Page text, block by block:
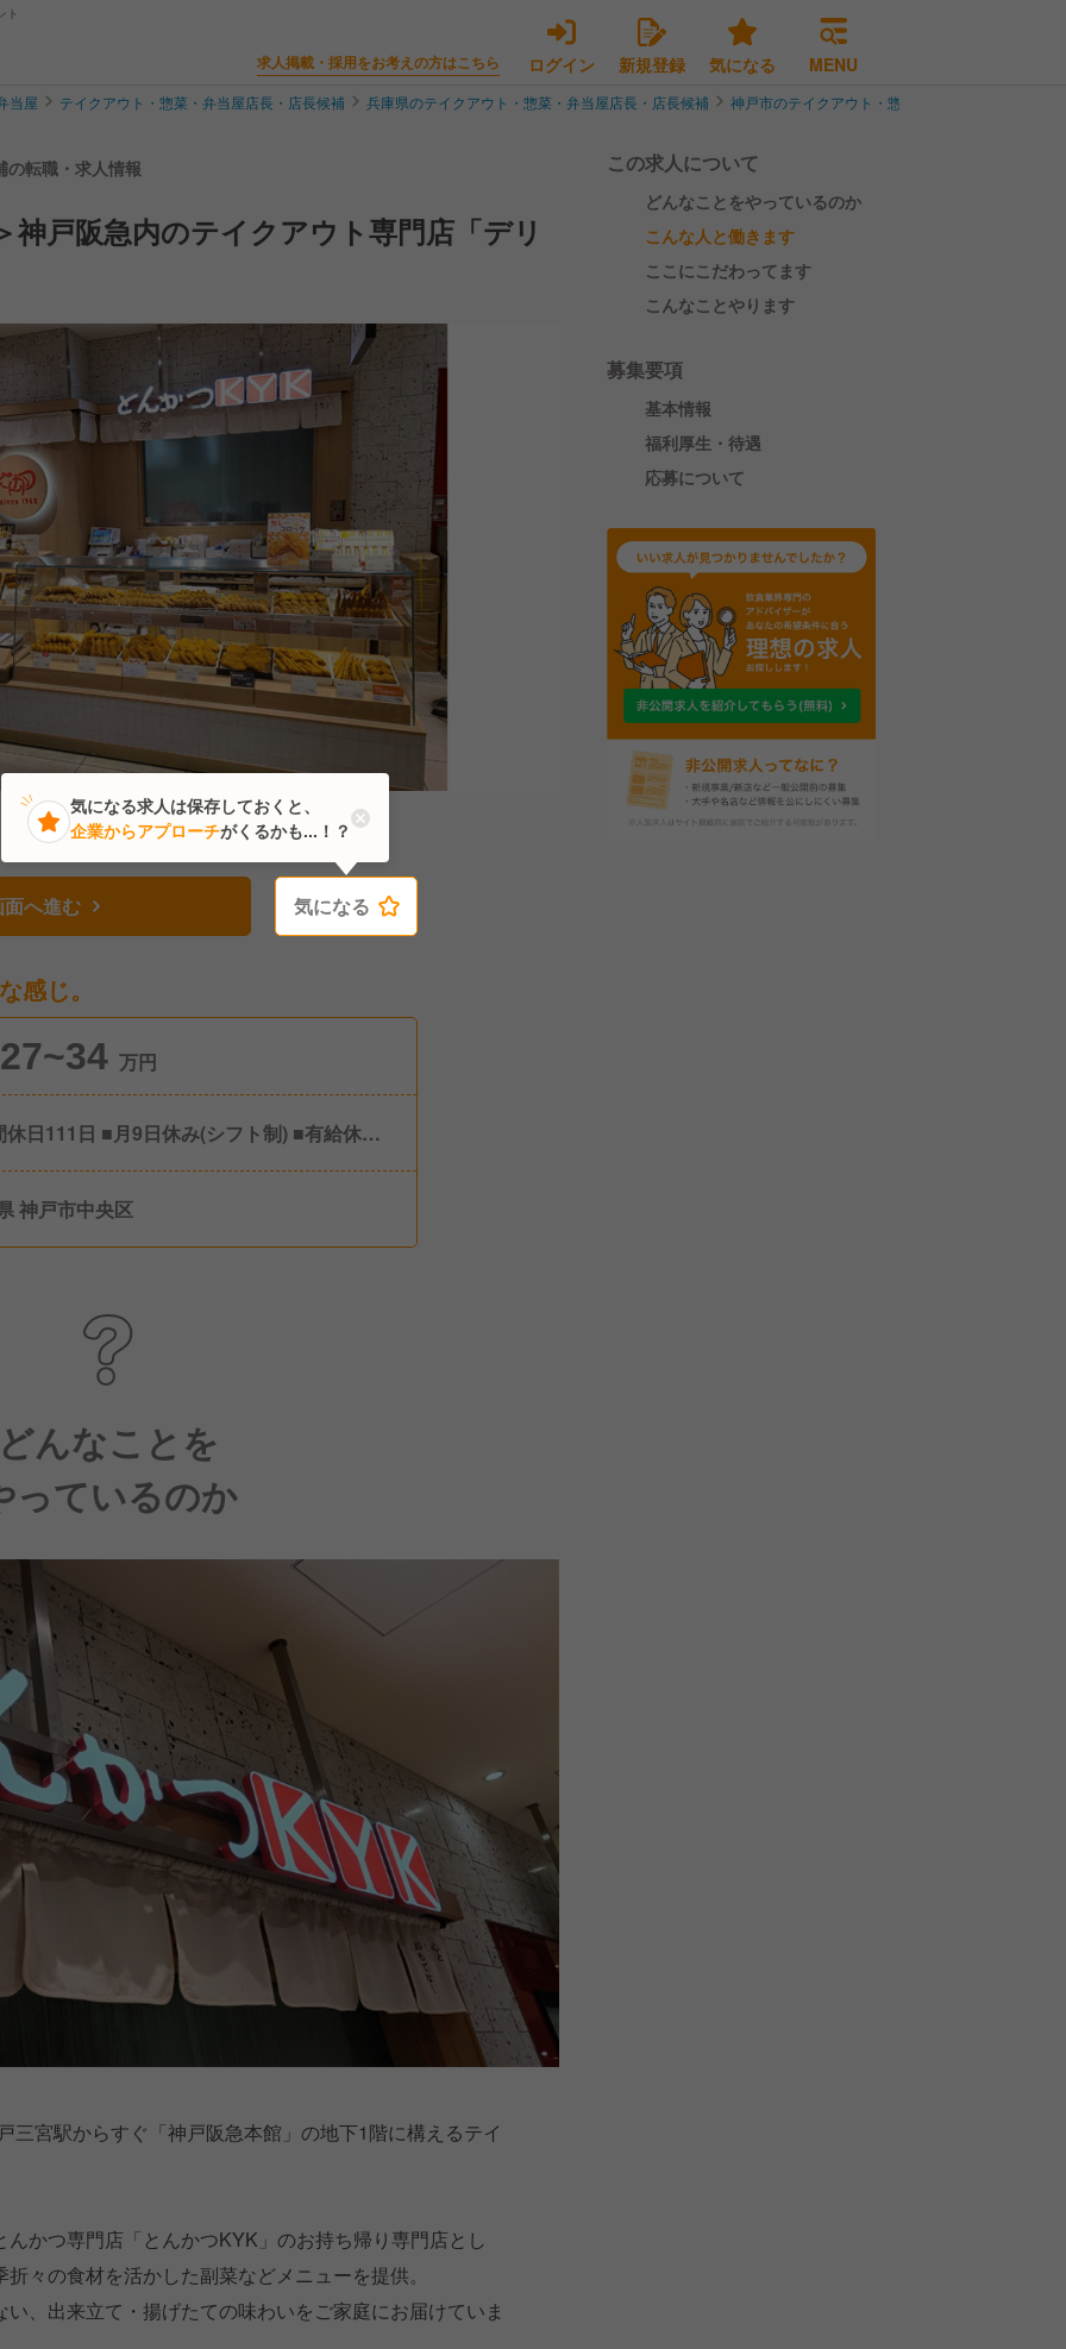
ト
求人掲載・採用をお考えの方はこちら ログイン 新規登録 気になる MENU
当屋 テイクアウト・惣菜・弁当屋店長・店長候補 兵庫県のテイクアウト・惣菜・弁当屋店長・店長候補 神戸市のテイクアウト・惣菜・弁当屋店長・店長候
転職・求人情報
神戸阪急内のテイクアウト専門店「デリ
へ進む 気になる
感じ。
27~34 万円
休日111日 ■月9日休み(シフト制) ■有給休暇
神戸市中央区
んなことを
っているのか
三宮駅からすぐ「神戸阪急本館」の地下1階に構えるテイ
かつ専門店「とんかつKYK」のお持ち帰り専門店とし
々の食材を活かした副菜などメニューを提供。
、出来立て・揚げたての味わいをご家庭にお届けていま
この求人について
どんなことをやっているのか
こんな人と働きます
ここにこだわってます
こんなことやります
募集要項
基本情報
福利厚生・待遇
応募について
気になる
気になる求人は保存しておくと、
企業からアプローチがくるかも...！？